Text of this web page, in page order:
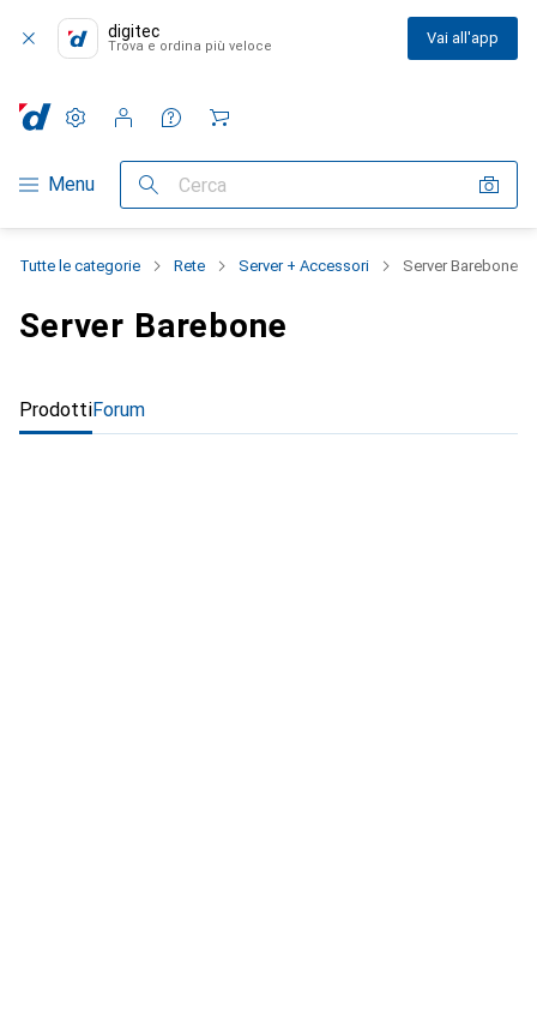
digitec
Trova e ordina più veloce Vai all'app
Categoria Navigazione
Menu Cerca
Impostazioni
Conto cliente
Liste di confronto
Liste dei desideri
Carrello
Tutte le categorie Rete Server + Accessori Server Barebone
Server Barebone
ProdottiForum